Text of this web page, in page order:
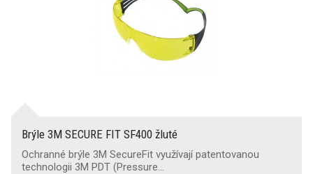
Brýle 3M SECURE FIT SF400 žluté
Ochranné brýle 3M SecureFit využívají patentovanou
technologii 3M PDT (Pressure…